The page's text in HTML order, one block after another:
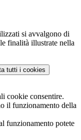
si avvalgono di
finalità illustrate nella
tutti i cookies
cookie consentire.
il funzionamento della
funzionamento potete